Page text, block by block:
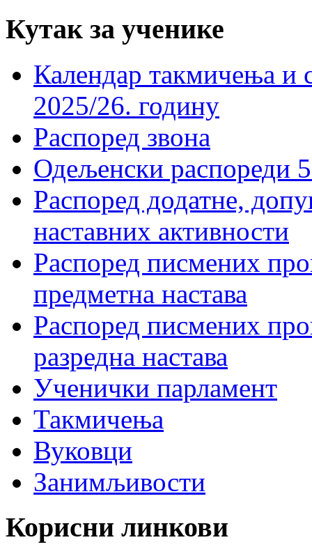
Кутак за ученике
Календар такмичења
2025/26. годину
Распоред звона
Одељенски распореди
Распоред додатне,
наставних активности
Распоред писмених
предметна настава
Распоред писмених
разредна настава
Ученички парламент
Такмичења
Вуковци
Занимљивости
Корисни линкови